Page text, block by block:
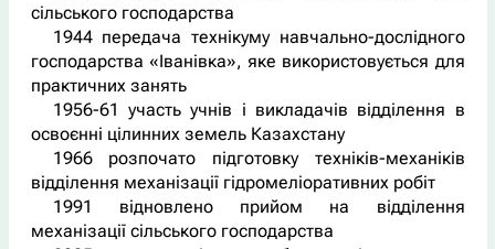
сільського господарства
1944 передача технікуму навчально-дослідного
господарства «Іванівка», яке використовується для
практичних занять
1956-61 участь учнів і викладачів відділення в
освоєнні цілинних земель Казахстану
1966 розпочато підготовку техніків-механіків
відділення механізації гідромеліоративних робіт
1991 відновлено прийом на відділення
механізації сільського господарства